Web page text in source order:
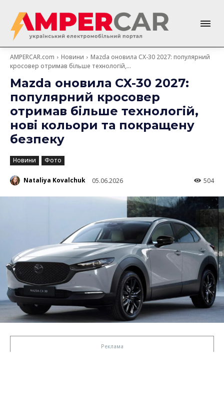
AMPERCAR.com Новини
Mazda оновила CX-30 2027: популярний
кросовер отримав більше технологій,...
Mazda оновила CX-30 2027:
популярний кросовер
отримав більше технологій,
нові кольори та покращену
безпеку
Новини Фото
Nataliya Kovalchuk 05.06.2026 504